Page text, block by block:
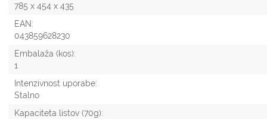
785 x 454 x 435
EAN:
043859628230
Embalaža (kos):
1
Intenzivnost uporabe:
Stalno
Kapaciteta listov (70g):